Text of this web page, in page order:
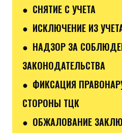
● СНЯТИЕ С УЧЕТА
● ИСКЛЮЧЕНИЕ ИЗ
● НАДЗОР ЗА
ЗАКОНОДАТЕЛЬСТВА
● ФИКСАЦИЯ
СТОРОНЫ ТЦК
● ОБЖАЛОВАНИЕ